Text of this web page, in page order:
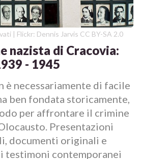
| Flickr: Dennis Jarvis CC BY-SA 2.0
nazista di Cracovia:
- 1945
è necessariamente di facile
ben fondata storicamente,
per affrontare il crimine
Presentazioni
documenti originali e
testimoni contemporanei